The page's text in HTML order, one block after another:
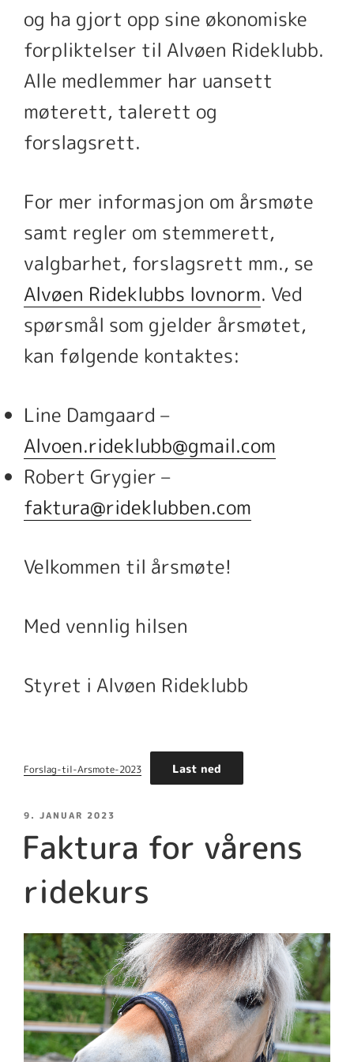
og ha gjort opp sine økonomiske
forpliktelser til Alvøen Rideklubb.
Alle medlemmer har uansett
møterett, talerett og
forslagsrett.
For mer informasjon om årsmøte
samt regler om stemmerett,
valgbarhet, forslagsrett mm., se
Alvøen Rideklubbs lovnorm. Ved
spørsmål som gjelder årsmøtet,
kan følgende kontaktes:
Line Damgaard –
Alvoen.rideklubb@gmail.com
Robert Grygier –
faktura@rideklubben.com
Velkommen til årsmøte!
Med vennlig hilsen
Styret i Alvøen Rideklubb
Forslag-til-Arsmote-2023 Last ned
PUBLISERT
9. JANUAR 2023
Faktura for vårens
ridekurs